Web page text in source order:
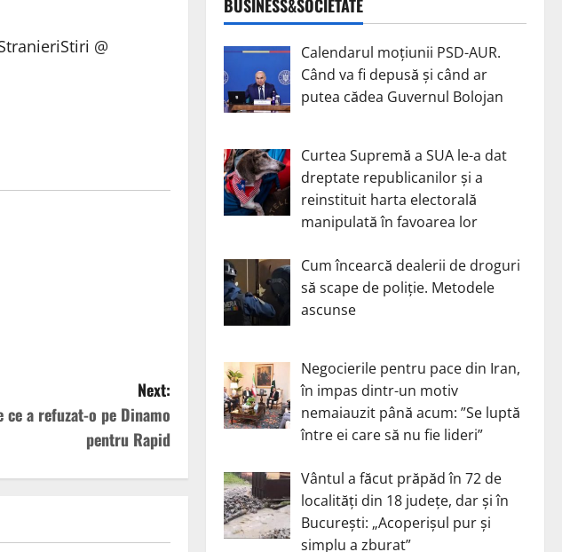
@
Next:
a refuzat-o pe Dinamo
pentru Rapid
BUSINESS&SOCIETATE
Calendarul moțiunii PSD-AUR.
Când va fi depusă și când ar
putea cădea Guvernul Bolojan
Curtea Supremă a SUA le-a dat
dreptate republicanilor și a
reinstituit harta electorală
manipulată în favoarea lor
Cum încearcă dealerii de droguri
să scape de poliție. Metodele
ascunse
Negocierile pentru pace din Iran,
în impas dintr-un motiv
nemaiauzit până acum: ”Se luptă
între ei care să nu fie lideri”
Vântul a făcut prăpăd în 72 de
localități din 18 județe, dar și în
București: „Acoperișul pur și
simplu a zburat”